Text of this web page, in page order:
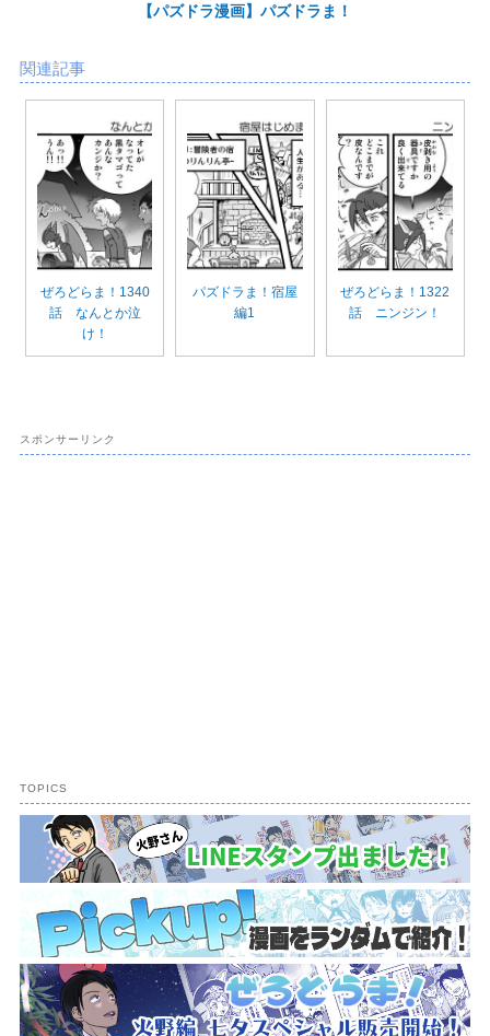
【パズドラ漫画】パズドラま！
関連記事
ぜろどらま！1340
話 なんとか泣
け！
パズドラま！宿屋
編1
ぜろどらま！1322
話 ニンジン！
スポンサーリンク
TOPICS